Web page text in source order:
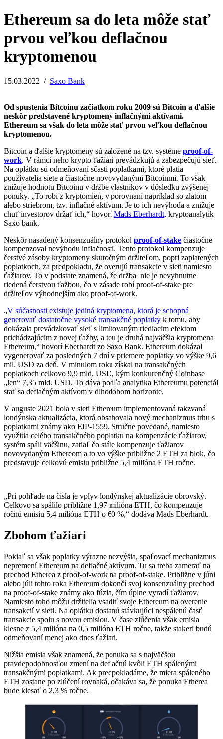
Ethereum sa do leta môže stať
prvou veľkou deflačnou
kryptomenou
15.03.2022 / Saxo Bank
Od spustenia Bitcoinu začiatkom roku 2009 sú Bitcoin a ďalšie
neskôr predstavené kryptomeny inflačnými aktívami.
Ethereum sa však do leta môže stať prvou veľkou deflačnou
kryptomenou.
Bitcoin a ďalšie kryptomeny sú založené na tzv. systéme proof-of-
work. V rámci neho krypto ťažiari prevádzkujú a zabezpečujú sieť.
Na oplátku sú odmeňovaní sčasti poplatkami, ktoré platia
používatelia siete a čiastočne novovydanými Bitcoinmi. To však
znižuje hodnotu Bitcoinu v držbe vlastníkov v dôsledku zvýšenej
ponuky. „To robí z kryptomien, v porovnaní napríklad so zlatom
alebo striebrom, tzv. inflačné aktívum. Je to ich nevýhoda a znižuje
chuť investorov držať ich,“ hovoríMads Eberhardt, kryptoanalytik
Saxo bank.
Neskôr nasadený konsenzuálny protokol proof-of-stake čiastočne
kompenzoval nevýhodu inflačnosti. Tento protokol kompenzuje
čerstvé zásoby kryptomeny skutočným držiteľom, popri zaplatených
poplatkoch, za predpokladu, že overujú transakcie v sieti namiesto
ťažiarov. To v podstate znamená, že držba nie je nevyhnutne
riedená čerstvou ťažbou, čo v zásade robí proof-of-stake pre
držiteľov výhodnejším ako proof-of-work.
„V súčasnosti existuje jediná kryptomena, ktorá je schopná
generovať dostatočne vysoké transakčné poplatky k tomu, aby
dokázala prevádzkovať sieť s limitovaným riediacim efektom
prichádzajúcim z novej ťažby, a tou je druhá najväčšia kryptomena
Ethereum,“ hovorí Eberhardt zo Saxo Bank. Ethereum dokázal
vygenerovať za posledných 7 dní v priemere poplatky vo výške 9,6
mil. USD za deň. V minulom roku získal na transakčných
poplatkoch celkovo 9,9 mld. USD, kým konkurenčný Coinbase
„len“ 7,35 mld. USD. To dáva podľa analytika Ethereumu potenciál
stať sa deflačným aktívom v dlhodobom horizonte.
V auguste 2021 bola v sieti Ethereum implementovaná takzvaná
londýnska aktualizácia, ktorá obsahovala nový mechanizmus trhu s
poplatkami známy ako EIP-1559. Stručne povedané, namiesto
využitia celého transakčného poplatku na kompenzácie ťažiarov,
systém spáli väčšinu, zatiaľ čo stále kompenzuje ťažiarov
novovydaným Ethereom a to vo výške približne 2 ETH za blok, čo
predstavuje celkovú emisiu približne 5,4 milióna ETH ročne.
„Pri pohľade na čísla je vplyv londýnskej aktualizácie obrovský.
Celkovo sa spálilo približne 1,97 milióna ETH, čo kompenzuje
ročnú emisiu 5,4 milióna ETH o 60 %,“ dodáva Mads Eberhardt.
Zbohom ťažiari
Pokiaľ sa však poplatky výrazne nezvýšia, spaľovací mechanizmus
nepremení Ethereum na deflačné aktívum. Tu sa treba zamerať na
prechod Etherea z proof-of-work na proof-of-stake. Približne v júni
alebo júli tohto roka Ethereum dokončí svoj konsenzuálny prechod
na proof-of-stake známy ako fúzia, čím úplne vyradí ťažiarov.
Namiesto toho môžu držitelia vsadiť svoje Ethereum na overenie
transakcií v sieti. Na oplátku dostanú stávkujúci nespálenú časť
transakcie spolu s novou emisiou. V čase zlúčenia však emisia
klesne z 5,4 milióna na 0,5 milióna ETH ročne, takže stakeri budú
odmeňovaní menej ako dnes ťažiari.
Nižšia emisia však znamená, že ponuka sa s najväčšou
pravdepodobnosťou zmení na deflačnú kvôli ETH spálenými
transakčnými poplatkami. Ak predpokladáme, že miera spáleného
ETH zostane po zlúčení rovnaká, očakáva sa, že ponuka Etherea
bude klesať o 2,3 % ročne.